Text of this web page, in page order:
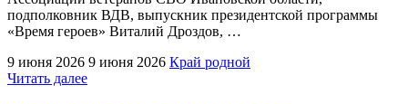
подполковник ВДВ, выпускник президентской программы
«Время героев» Виталий Дроздов, …
9 июня 2026 9 июня 2026 Край родной
Читать далее"В